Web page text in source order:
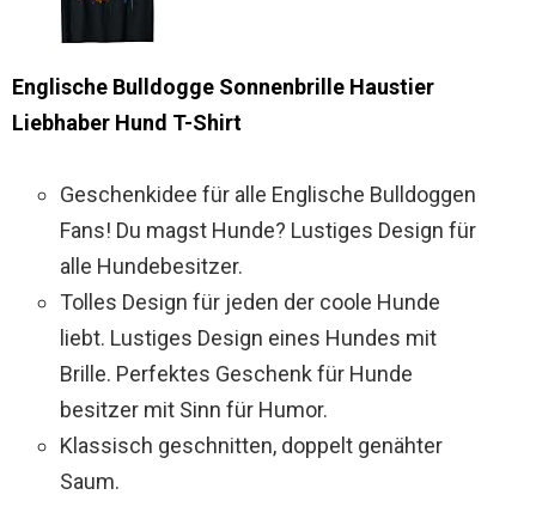
Englische Bulldogge Sonnenbrille Haustier
Liebhaber Hund T-Shirt
Geschenkidee für alle Englische Bulldoggen
Fans! Du magst Hunde? Lustiges Design für
alle Hundebesitzer.
Tolles Design für jeden der coole Hunde
liebt. Lustiges Design eines Hundes mit
Brille. Perfektes Geschenk für Hunde
besitzer mit Sinn für Humor.
Klassisch geschnitten, doppelt genähter
Saum.